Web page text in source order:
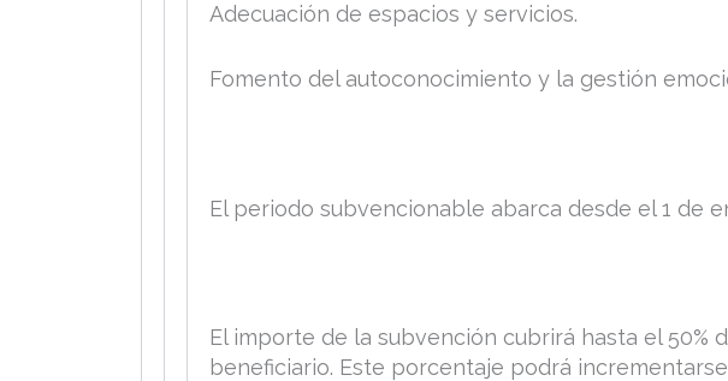
Adecuación de espacios y servicios.
Fomento del autoconocimiento y la gestión
El periodo subvencionable abarca desde el 1 de
El importe de la subvención cubrirá hasta el
beneficiario. Este porcentaje podrá